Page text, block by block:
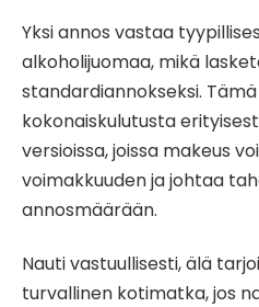
Yksi annos vastaa
alkoholijuomaa, mikä
standardiannokseksi.
kokonaiskulutusta
versioissa, joissa makeus
voimakkuuden ja johtaa
annosmäärään.
Nauti vastuullisesti, älä
turvallinen kotimatka, jos